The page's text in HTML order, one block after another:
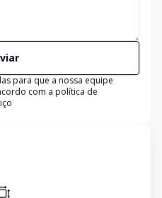
para que a nossa equipe
com a política de